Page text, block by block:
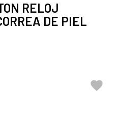
RELOJ
DE PIEL
